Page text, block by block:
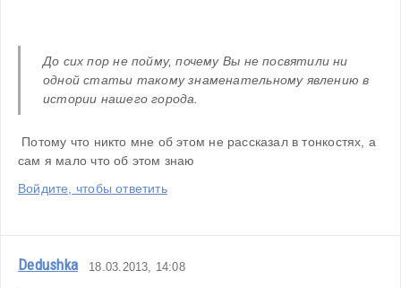
До сих пор не пойму, почему Вы не посвятили ни
одной статьи такому знаменательному явлению в
истории нашего города.
сам я мало что об этом знаю
Войдите, чтобы ответить
Dedushka 18.03.2013, 14:08